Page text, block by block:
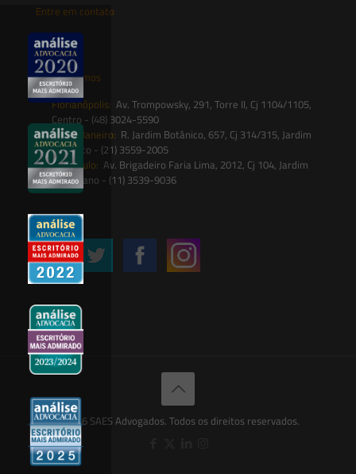
Entre em contato
contato@saesadvogados.com.br
Onde estamos
Florianópolis: Av. Trompowsky, 291, Torre II, Cj 1104/1105,
Centro - (48) 3024-5590
Rio de Janeiro: R. Jardim Botânico, 657, Cj 314/315, Jardim
Botânico - (21) 3559-2005
São Paulo: Av. Brigadeiro Faria Lima, 2012, Cj 104, Jardim
Paulistano - (11) 3539-9036
Siga-nos
© 2026 SAES Advogados. Todos os direitos reservados.